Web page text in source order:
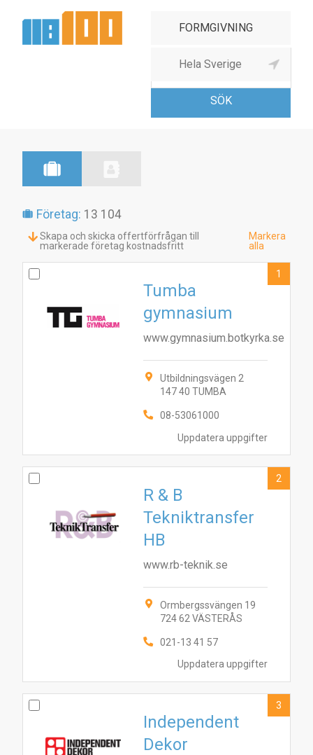
Grafisk formgivning &
Företag: 13 104
Skapa och skicka offertförfrågan till
markerade företag kostnadsfritt
Markera
alla
Uppdatera uppgifter
Tumba
gymnasium
www.gymnasium.botkyrka.se
Utbildningsvägen 2
147 40 TUMBA
08-53061000
1
Uppdatera uppgifter
R & B
Tekniktransfer
HB
www.rb-teknik.se
Ormbergssvängen 19
724 62 VÄSTERÅS
021-13 41 57
2
Independent
Dekor
3